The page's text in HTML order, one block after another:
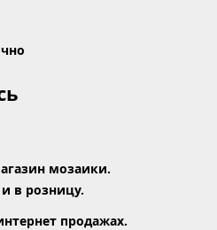
мозаики.
в розницу.
продажах.